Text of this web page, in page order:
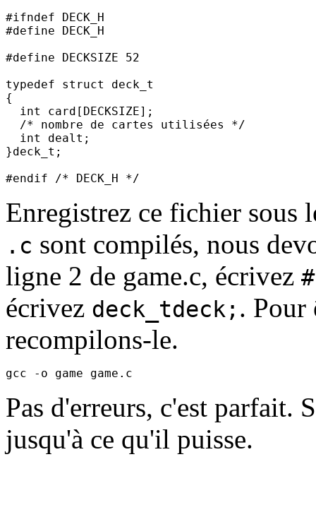
#ifndef DECK_H
#define DECK_H
#define DECKSIZE 52
typedef struct deck_t
{
  int card[DECKSIZE];
  /* nombre de cartes utilisées */
  int dealt;
}deck_t;
Enregistrez ce fichier sous
.c sont compilés, nous
ligne 2 de game.c, écrivez
écrivez deck_tdeck; . Pour
recompilons-le.
Pas d'erreurs, c'est parfait.
jusqu'à ce qu'il puisse.